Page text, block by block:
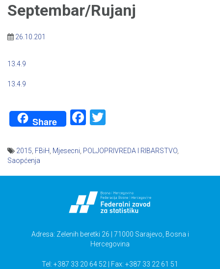
Septembar/Rujanj
26.10.201
13.4.9
13.4.9
Share Facebook
2015 FBiH Mjesecni POLJOPRIVREDA I RIBARSTVO
Saopćenja
Adresa: Zelenih beretki 26 | 71000 Sarajevo, Bosna i
Hercegovina
Tel: +387 33 20 64 52 | Fax: +387 33 22 61 51